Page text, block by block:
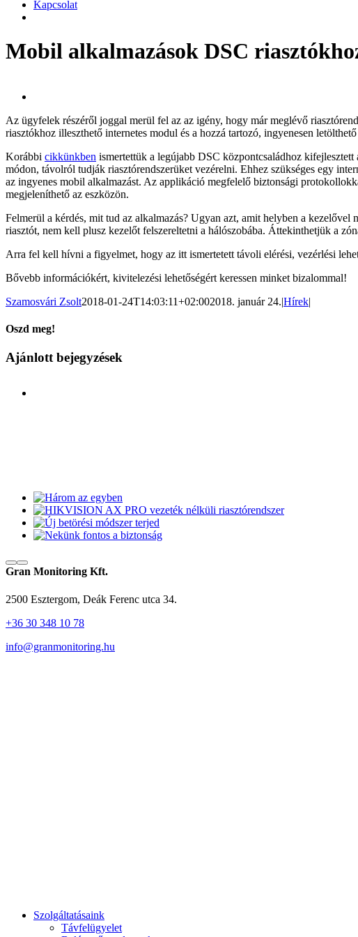
Kapcsolat
Mobil alkalmazások DSC
Az ügyfelek részéről joggal merül fel az az igény, hogy már meglévő
riasztókhoz illeszthető internetes modul és a hozzá tartozó, ingyenesen
Korábbi cikkünkben ismertettük a legújabb DSC központcsaládhoz
módon, távolról tudják riasztórendszerüket vezérelni. Ehhez szükséges egy
az ingyenes mobil alkalmazást. Az applikáció megfelelő biztonsági
megjeleníthető az eszközön.
Felmerül a kérdés, mit tud az alkalmazás? Ugyan azt, amit helyben a
riasztót, nem kell plusz kezelőt felszereltetni a hálószobába. Áttekinthetjük a
Arra fel kell hívni a figyelmet, hogy az itt ismertetett távoli elérési, vezérlési
Bővebb információkért, kivitelezési lehetőségért keressen minket bizalommal!
Szamosvári Zsolt2018-01-24T14:03:11+02:002018. január 24.|Hírek|
Oszd meg!
Facebook
Email:
Ajánlott bejegyzések
Gran Monitoring Kft.
2500 Esztergom, Deák Ferenc utca 34.
+36 30 348 10 78
info@granmonitoring.hu
Szolgáltatásaink
Távfelügyelet